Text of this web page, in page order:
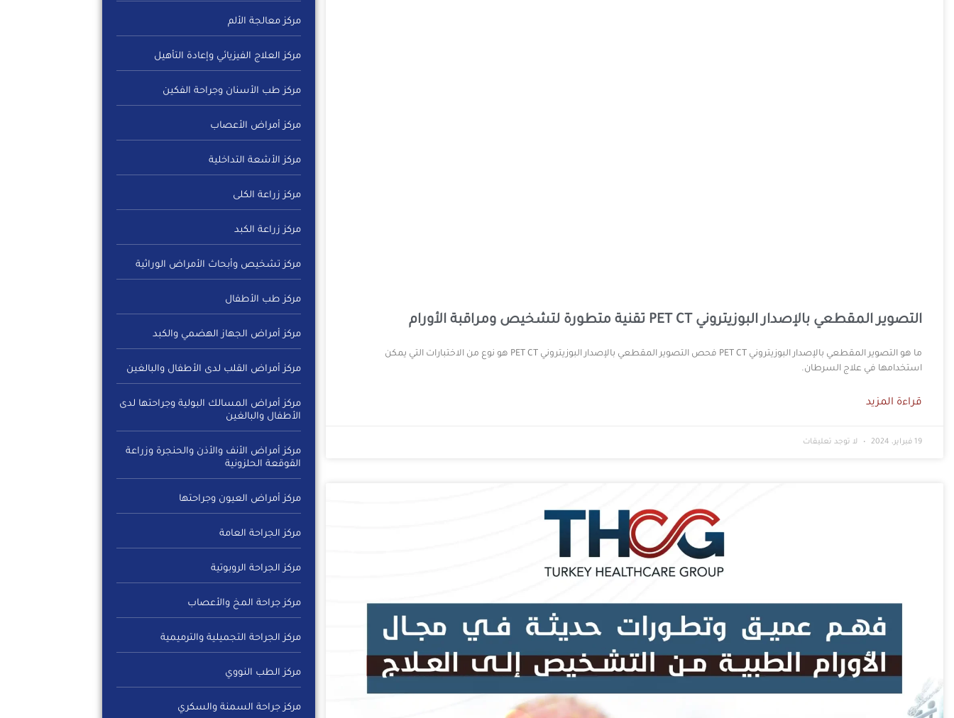
التصوير المقطعي بالإصدار البوزيتروني PET CT تقنية متطورة لتشخيص ومراقبة الأورام
ما هو التصوير المقطعي بالإصدار البوزيتروني PET CT فحص التصوير المقطعي بالإصدار البوزيتروني PET CT هو نوع من الاختبارات التي يمكن
استخدامها في علاج السرطان.
قراءة المزيد
19 فبراير، 2024 لا توجد تعليقات
مركز معالجة الألم
مركز العلاج الفيزيائي وإعادة التأهيل
مركز طب الأسنان وجراحة الفكين
مركز أمراض الأعصاب
مركز الأشعة التداخلية
مركز زراعة الكلى
مركز زراعة الكبد
مركز تشخيص وأبحاث الأمراض الوراثية
مركز طب الأطفال
مركز أمراض الجهاز الهضمي والكبد
مركز أمراض القلب لدى الأطفال والبالغين
مركز أمراض المسالك البولية وجراحتها لدى
الأطفال والبالغين
مركز أمراض الأنف والأذن والحنجرة وزراعة
القوقعة الحلزونية
مركز أمراض العيون وجراحتها
مركز الجراحة العامة
مركز الجراحة الروبوتية
مركز جراحة المخ والأعصاب
مركز الجراحة التجميلية والترميمية
مركز الطب النووي
مركز جراحة السمنة والسكري